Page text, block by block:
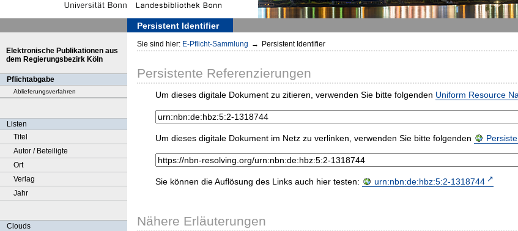
Persistent Identifier
Elektronische Publikationen aus
dem Regierungsbezirk Köln
Pflichtabgabe
Ablieferungsverfahren
Listen
Titel
Autor / Beteiligte
Ort
Verlag
Jahr
Clouds
Sie sind hier: E-Pflicht-Sammlung → Persistent Identifier
Persistente Referenzierungen
Um dieses digitale Dokument zu zitieren, verwenden Sie bitte folgenden Uniform Resource
Um dieses digitale Dokument im Netz zu verlinken, verwenden Sie bitte folgenden
Sie können die Auflösung des Links auch hier testen: urn:nbn:de:hbz:5:2-1318744
Nähere Erläuterungen